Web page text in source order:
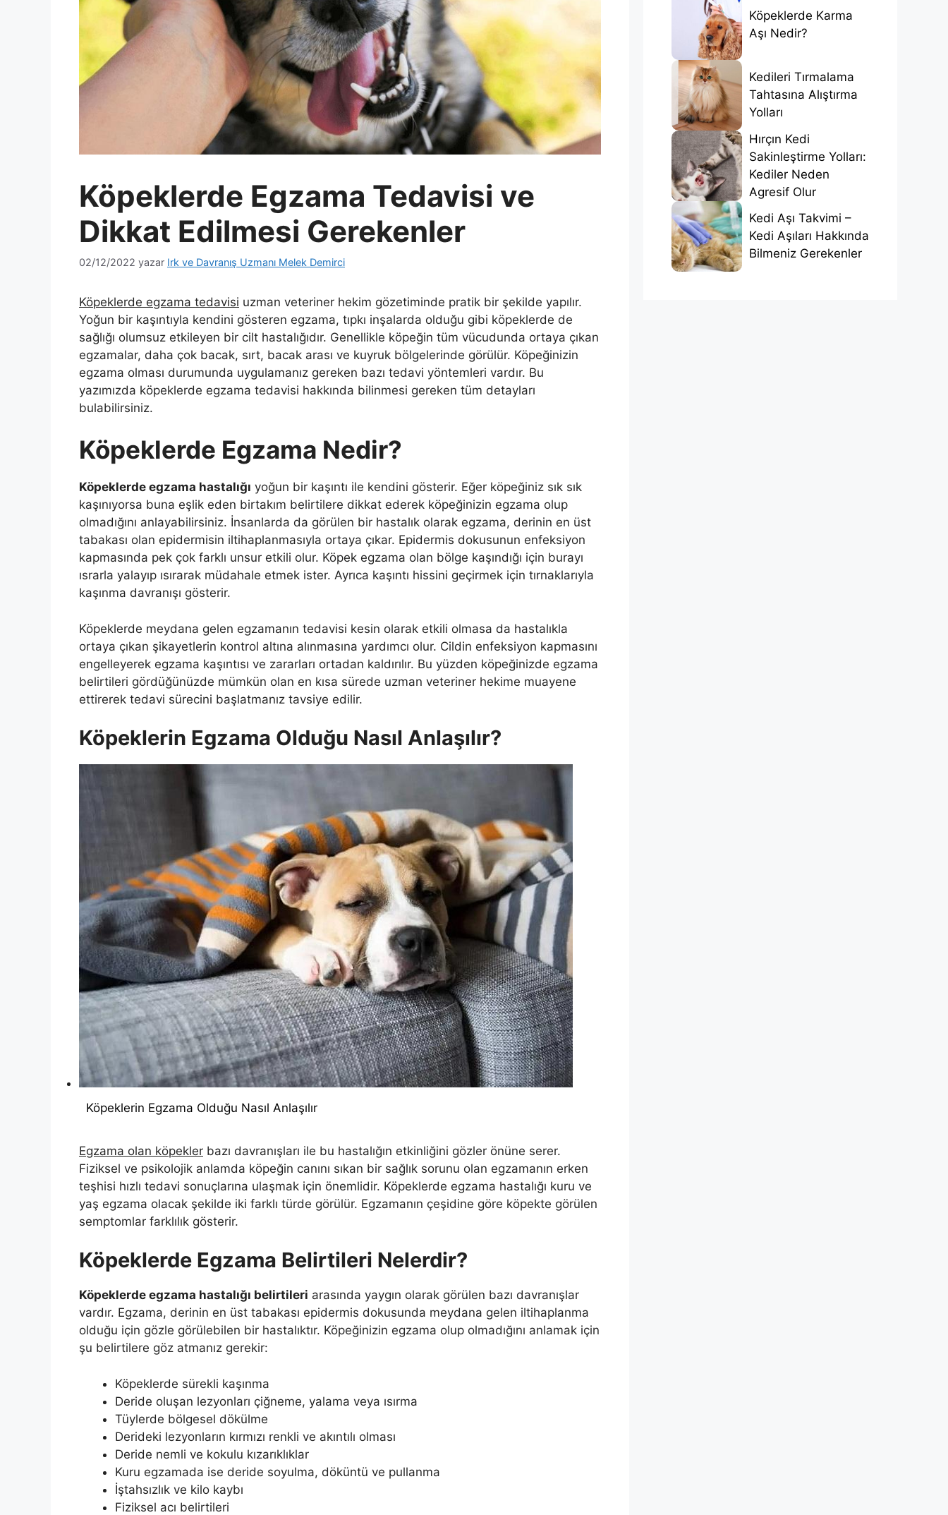
Köpeklerde Egzama Tedavisi ve
Dikkat Edilmesi Gerekenler
02/12/2022 yazar Irk ve Davranış Uzmanı Melek Demirci
Köpeklerde egzama tedavisi uzman veteriner hekim gözetiminde pratik bir şekilde yapılır.
Yoğun bir kaşıntıyla kendini gösteren egzama, tıpkı inşalarda olduğu gibi köpeklerde de
sağlığı olumsuz etkileyen bir cilt hastalığıdır. Genellikle köpeğin tüm vücudunda ortaya çıkan
egzamalar, daha çok bacak, sırt, bacak arası ve kuyruk bölgelerinde görülür. Köpeğinizin
egzama olması durumunda uygulamanız gereken bazı tedavi yöntemleri vardır. Bu
yazımızda köpeklerde egzama tedavisi hakkında bilinmesi gereken tüm detayları
bulabilirsiniz.
Köpeklerde Egzama Nedir?
Köpeklerde egzama hastalığı yoğun bir kaşıntı ile kendini gösterir. Eğer köpeğiniz sık sık
kaşınıyorsa buna eşlik eden birtakım belirtilere dikkat ederek köpeğinizin egzama olup
olmadığını anlayabilirsiniz. İnsanlarda da görülen bir hastalık olarak egzama, derinin en üst
tabakası olan epidermisin iltihaplanmasıyla ortaya çıkar. Epidermis dokusunun enfeksiyon
kapmasında pek çok farklı unsur etkili olur. Köpek egzama olan bölge kaşındığı için burayı
ısrarla yalayıp ısırarak müdahale etmek ister. Ayrıca kaşıntı hissini geçirmek için tırnaklarıyla
kaşınma davranışı gösterir.
Köpeklerde meydana gelen egzamanın tedavisi kesin olarak etkili olmasa da hastalıkla
ortaya çıkan şikayetlerin kontrol altına alınmasına yardımcı olur. Cildin enfeksiyon kapmasını
engelleyerek egzama kaşıntısı ve zararları ortadan kaldırılır. Bu yüzden köpeğinizde egzama
belirtileri gördüğünüzde mümkün olan en kısa sürede uzman veteriner hekime muayene
ettirerek tedavi sürecini başlatmanız tavsiye edilir.
Köpeklerin Egzama Olduğu Nasıl Anlaşılır?
Köpeklerin Egzama Olduğu Nasıl Anlaşılır
Egzama olan köpekler bazı davranışları ile bu hastalığın etkinliğini gözler önüne serer.
Fiziksel ve psikolojik anlamda köpeğin canını sıkan bir sağlık sorunu olan egzamanın erken
teşhisi hızlı tedavi sonuçlarına ulaşmak için önemlidir. Köpeklerde egzama hastalığı kuru ve
yaş egzama olacak şekilde iki farklı türde görülür. Egzamanın çeşidine göre köpekte görülen
semptomlar farklılık gösterir.
Köpeklerde Egzama Belirtileri Nelerdir?
Köpeklerde egzama hastalığı belirtileri arasında yaygın olarak görülen bazı davranışlar
vardır. Egzama, derinin en üst tabakası epidermis dokusunda meydana gelen iltihaplanma
olduğu için gözle görülebilen bir hastalıktır. Köpeğinizin egzama olup olmadığını anlamak için
şu belirtilere göz atmanız gerekir:
Köpeklerde sürekli kaşınma
Deride oluşan lezyonları çiğneme, yalama veya ısırma
Tüylerde bölgesel dökülme
Derideki lezyonların kırmızı renkli ve akıntılı olması
Deride nemli ve kokulu kızarıklıklar
Kuru egzamada ise deride soyulma, döküntü ve pullanma
İştahsızlık ve kilo kaybı
Fiziksel acı belirtileri
Köpeklerde Karma
Aşı Nedir?
Kedileri Tırmalama
Tahtasına Alıştırma
Yolları
Hırçın Kedi
Sakinleştirme Yolları:
Kediler Neden
Agresif Olur
Kedi Aşı Takvimi –
Kedi Aşıları Hakkında
Bilmeniz Gerekenler